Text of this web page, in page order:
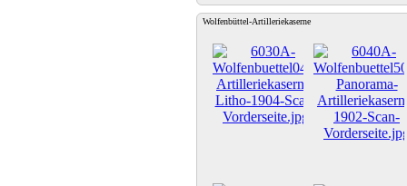
Wolfenbüttel-Artilleriekaserne